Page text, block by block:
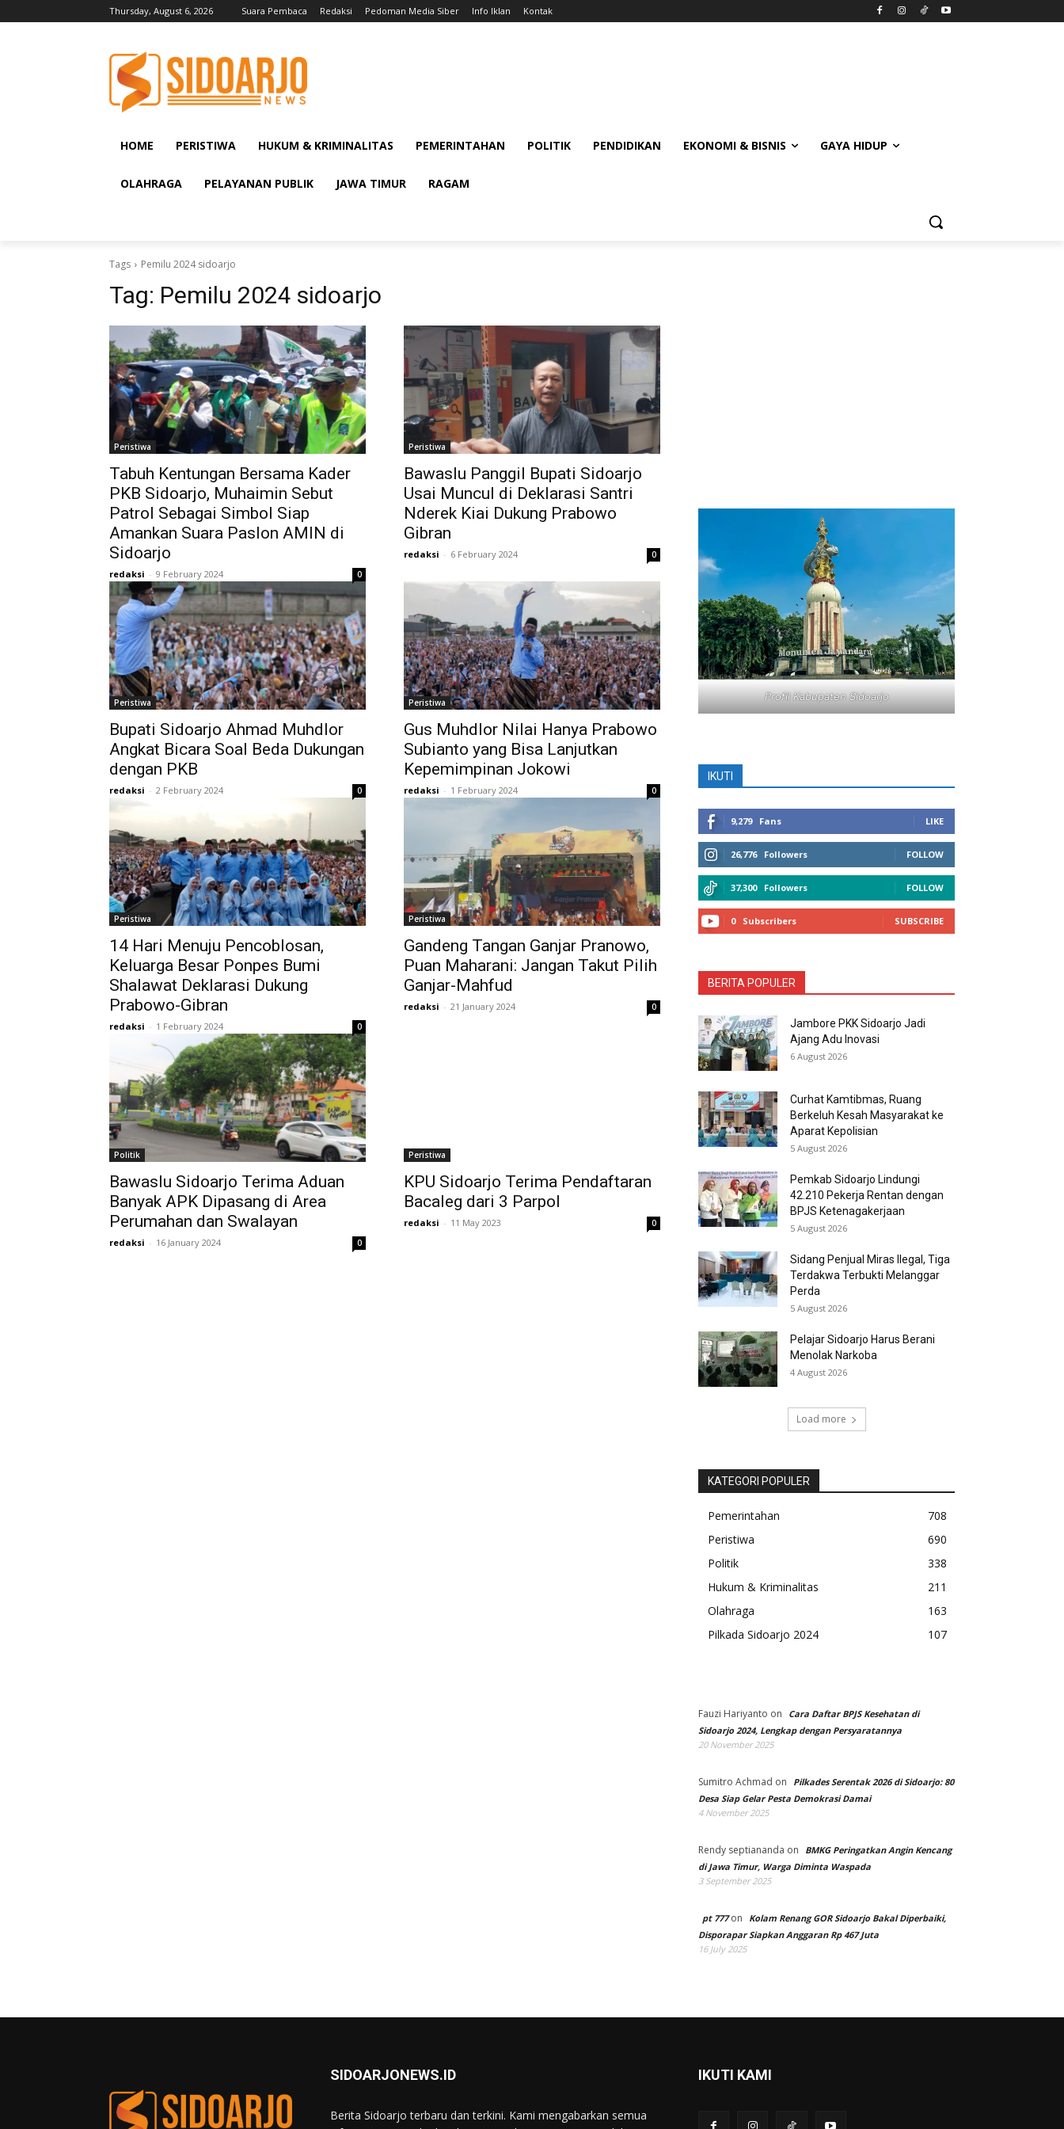
Thursday, August 6, 2026 Suara Pembaca Redaksi Pedoman Media Siber Info Iklan Kontak
HOME PERISTIWA HUKUM & KRIMINALITAS PEMERINTAHAN POLITIK PENDIDIKAN EKONOMI & BISNIS GAYA HIDUP
OLAHRAGA PELAYANAN PUBLIK JAWA TIMUR RAGAM
Tags Pemilu 2024 sidoarjo
Tag: Pemilu 2024 sidoarjo
Peristiwa
Tabuh Kentungan Bersama Kader
PKB Sidoarjo, Muhaimin Sebut
Patrol Sebagai Simbol Siap
Amankan Suara Paslon AMIN di
Sidoarjo
redaksi - 9 February 2024 0
Peristiwa
Bawaslu Panggil Bupati Sidoarjo
Usai Muncul di Deklarasi Santri
Nderek Kiai Dukung Prabowo
Gibran
redaksi - 6 February 2024 0
Peristiwa
Bupati Sidoarjo Ahmad Muhdlor
Angkat Bicara Soal Beda Dukungan
dengan PKB
redaksi - 2 February 2024 0
Peristiwa
Gus Muhdlor Nilai Hanya Prabowo
Subianto yang Bisa Lanjutkan
Kepemimpinan Jokowi
redaksi - 1 February 2024 0
Peristiwa
14 Hari Menuju Pencoblosan,
Keluarga Besar Ponpes Bumi
Shalawat Deklarasi Dukung
Prabowo-Gibran
redaksi - 1 February 2024 0
Peristiwa
Gandeng Tangan Ganjar Pranowo,
Puan Maharani: Jangan Takut Pilih
Ganjar-Mahfud
redaksi - 21 January 2024 0
Politik
Bawaslu Sidoarjo Terima Aduan
Banyak APK Dipasang di Area
Perumahan dan Swalayan
redaksi - 16 January 2024 0
Peristiwa
KPU Sidoarjo Terima Pendaftaran
Bacaleg dari 3 Parpol
redaksi - 11 May 2023 0
Profil Kabupaten Sidoarjo
IKUTI
9,279 Fans LIKE
26,776 Followers FOLLOW
37,300 Followers FOLLOW
0 Subscribers SUBSCRIBE
BERITA POPULER
Jambore PKK Sidoarjo Jadi
Ajang Adu Inovasi
6 August 2026
Curhat Kamtibmas, Ruang
Berkeluh Kesah Masyarakat ke
Aparat Kepolisian
5 August 2026
Pemkab Sidoarjo Lindungi
42.210 Pekerja Rentan dengan
BPJS Ketenagakerjaan
5 August 2026
Sidang Penjual Miras Ilegal, Tiga
Terdakwa Terbukti Melanggar
Perda
5 August 2026
Pelajar Sidoarjo Harus Berani
Menolak Narkoba
4 August 2026
Load more
KATEGORI POPULER
Pemerintahan
708
Peristiwa
690
Politik
338
Hukum & Kriminalitas
211
Olahraga
163
Pilkada Sidoarjo 2024
107
Fauzi Hariyanto on
Cara Daftar BPJS Kesehatan di
Sidoarjo 2024, Lengkap dengan Persyaratannya
20 November 2025
Sumitro Achmad on
Pilkades Serentak 2026 di Sidoarjo: 80
Desa Siap Gelar Pesta Demokrasi Damai
4 November 2025
Rendy septiananda on
BMKG Peringatkan Angin Kencang
di Jawa Timur, Warga Diminta Waspada
3 September 2025
pt 777on
Kolam Renang GOR Sidoarjo Bakal Diperbaiki,
Disporapar Siapkan Anggaran Rp 467 Juta
16 July 2025
SIDOARJONEWS.ID
Berita Sidoarjo terbaru dan terkini. Kami mengabarkan semua
IKUTI KAMI